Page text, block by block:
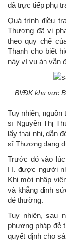
đã trực tiếp phụ
Quá trình điều
Thương đã vi
theo quy chế
Thanh cho biết
này vì vụ án vẫn
BVĐK khu vực
Tuy nhiên, nguồn
sĩ Nguyễn Thị
lấy thai nhi, dẫn
sĩ Thương đang
Trước đó vào lúc
H. được người
Khi mới nhập
và khẳng định
đẻ thường.
Tuy nhiên, sau
phương pháp đẻ
quyết định cho